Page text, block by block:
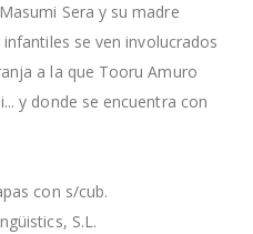
Sera y su madre
se ven involucrados
a la que Tooru Amuro
y donde se encuentra con
con s/cub.
S.L.